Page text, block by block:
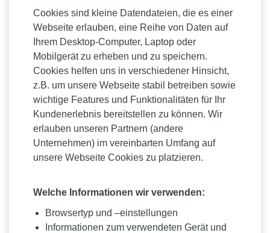
Cookies sind kleine Datendateien, die es einer
Webseite erlauben, eine Reihe von Daten auf
Ihrem Desktop-Computer, Laptop oder
Mobilgerät zu erheben und zu speichern.
Cookies helfen uns in verschiedener Hinsicht,
z.B. um unsere Webseite stabil betreiben sowie
wichtige Features und Funktionalitäten für Ihr
Kundenerlebnis bereitstellen zu können. Wir
erlauben unseren Partnern (andere
Unternehmen) im vereinbarten Umfang auf
unsere Webseite Cookies zu platzieren.
Welche Informationen wir verwenden:
Browsertyp und –einstellungen
Informationen zum verwendeten Gerät und